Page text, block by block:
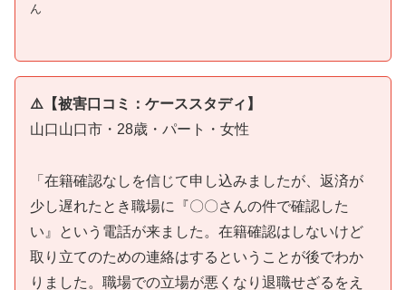
ん
⚠️【被害口コミ：ケーススタディ】
山口山口市・28歳・パート・女性
「在籍確認なしを信じて申し込みましたが、返済が
少し遅れたとき職場に『〇〇さんの件で確認した
い』という電話が来ました。在籍確認はしないけど
取り立てのための連絡はするということが後でわか
りました。職場での立場が悪くなり退職せざるをえ